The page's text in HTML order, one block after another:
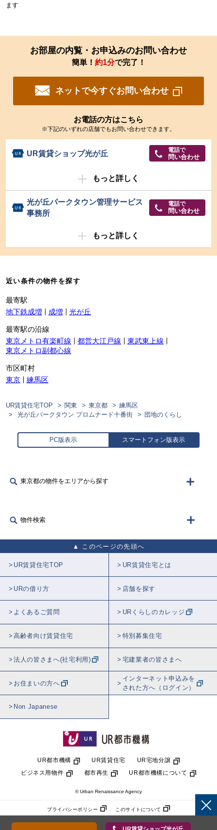
ます
お部屋の内覧・お申込みのお問い合わせ
簡単！ 約1分で完了！
ネットで今すぐお問い合わせ
お電話の方はこちら
※下記のいずれの店舗でもお問い合わせできます。
UR賃貸ショップ光が丘 電話で
問い合わせ
もっと詳しく
光が丘パークタウン管理サービス
事務所
電話で
問い合わせ
もっと詳しく
近い条件の物件を探す
最寄駅
地下鉄成増
成増 光が丘
最寄駅の沿線
東京メトロ有楽町線
都営大江戸線
東武東上線
東京メトロ副都心線
市区町村
東京
練馬区
UR賃貸住宅TOP 関東 東京都
練馬区
光が丘パークタウン プロムナード十番街
団地のくらし
PC版表示 スマートフォン版表示
東京都の物件をエリアから探す
物件検索
このページの先頭へ
UR賃貸住宅TOP UR賃貸住宅とは
URの借り方 店舗を探す
よくあるご質問 URくらしのカレッジ
高齢者向け賃貸住宅 特別募集住宅
法人の皆さまへ(社宅利用) 宅建業者の皆さまへ
お住まいの方へ
インターネット申込みを
された方へ（ログイン）
Non Japanese
UR都市機構 UR賃貸住宅
UR宅地分譲
ビジネス用物件
都市再生 UR都市機構について
© Urban Renaissance Agency
プライバシーポリシー このサイトについて